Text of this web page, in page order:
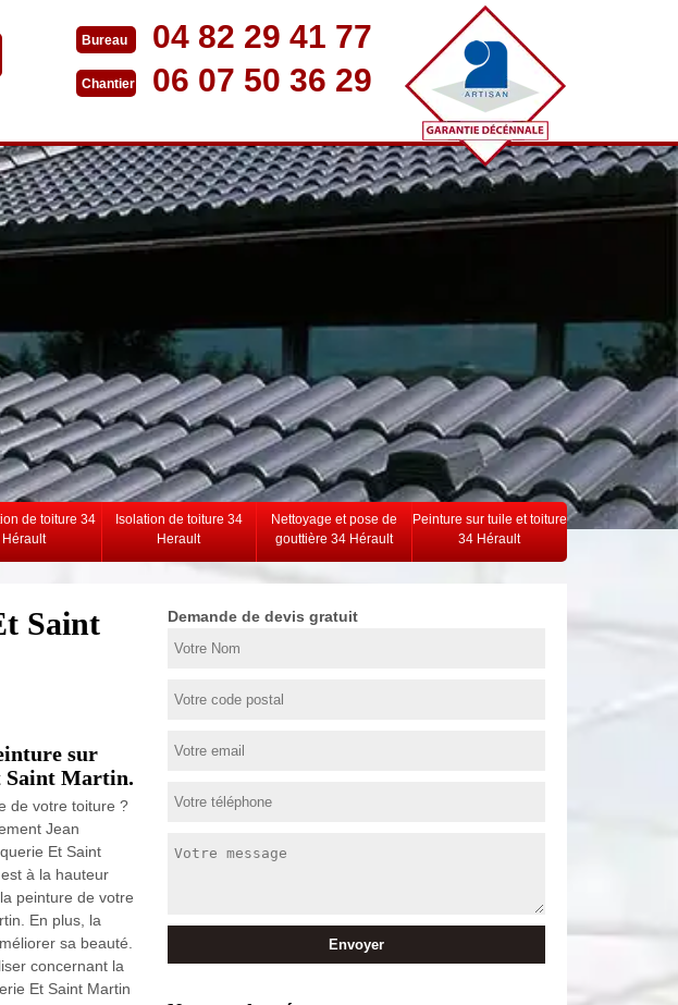
Bureau 04 82 29 41 77
Chantier 06 07 50 36 29
de toiture 34
Hérault
Isolation de toiture 34
Herault
Nettoyage et pose de
gouttière 34 Hérault
Peinture sur tuile et toiture
34 Hérault
Saint
sur
Saint Martin.
de votre toiture ?
Jean
Et Saint
à la hauteur
peinture de votre
En plus, la
sa beauté.
concernant la
Et Saint Martin
Demande de devis gratuit